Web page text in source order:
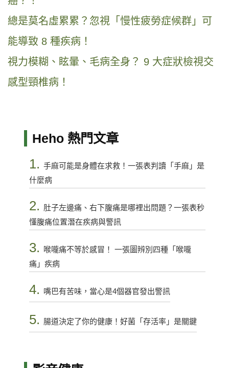
總是莫名虛累累？忽視「慢性疲勞症候群」可
能導致 8 種疾病！
視力模糊、眩暈、毛病全身？ 9 大症狀檢視交
感型頸椎病！
Heho 熱門文章
1. 手麻可能是身體在求救！一張表判讀「手麻」是
什麼病
2. 肚子左邊痛、右下腹痛是哪裡出問題？一張表秒
懂腹痛位置潛在疾病與警訊
3.
喉嚨痛不等於感冒！ 一張圖辨別四種「喉嚨
痛」疾病
4. 嘴巴有苦味，當心是4個器官發出警訊
5. 腸道決定了你的健康！好菌「存活率」是關鍵